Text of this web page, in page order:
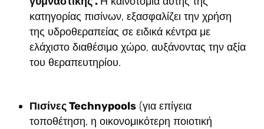
κατηγορίας πισίνων, εξασφαλίζει την χρήση
της υδροθεραπείας σε ειδικά κέντρα με
ελάχιστο διαθέσιμο χώρο, αυξάνοντας την αξία
του θεραπευτηρίου.
ΠισίνεςTechnypools (για επίγεια
τοποθέτηση, η οικονομικότερη ποιοτική